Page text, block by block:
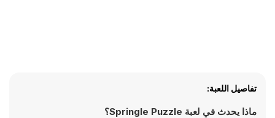
تفاصيل اللعبة:
ماذا يحدث في لعبة Springle Puzzle؟